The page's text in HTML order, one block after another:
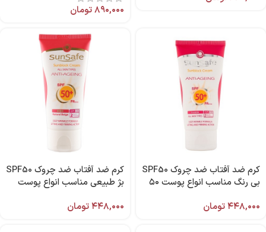
۸۹۰,۰۰۰تومان
کرم ضد آفتاب ضد چروک SPF50
بی رنگ مناسب انواع پوست ۵۰
۴۴۸,۰۰۰تومان
کرم ضد آفتاب ضد چروک SPF50
بژ طبیعی مناسب انواع پوست
۴۴۸,۰۰۰تومان